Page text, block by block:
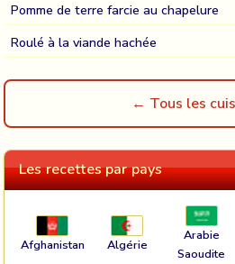
Pomme de terre farcie au chapelure
Roulé à la viande hachée
← Tous les
Les recettes par pays
Afghanistan Algérie
Arabie
Saoudite